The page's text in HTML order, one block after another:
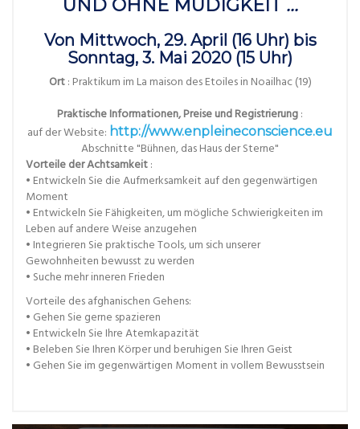
UND OHNE MÜDIGKEIT ...
Von Mittwoch, 29. April (16 Uhr) bis
Sonntag, 3. Mai 2020 (15 Uhr)
Ort: Praktikum im La maison des Etoiles in Noailhac (19)
Praktische Informationen, Preise und Registrierung:
auf der Website: http://www.enpleineconscience.eu
Abschnitte "Bühnen, das Haus der Sterne"
Vorteile der Achtsamkeit:
• Entwickeln Sie die Aufmerksamkeit auf den gegenwärtigen
Moment
• Entwickeln Sie Fähigkeiten, um mögliche Schwierigkeiten im
Leben auf andere Weise anzugehen
• Integrieren Sie praktische Tools, um sich unserer
Gewohnheiten bewusst zu werden
• Suche mehr inneren Frieden
Vorteile des afghanischen Gehens:
• Gehen Sie gerne spazieren
• Entwickeln Sie Ihre Atemkapazität
• Beleben Sie Ihren Körper und beruhigen Sie Ihren Geist
• Gehen Sie im gegenwärtigen Moment in vollem Bewusstsein